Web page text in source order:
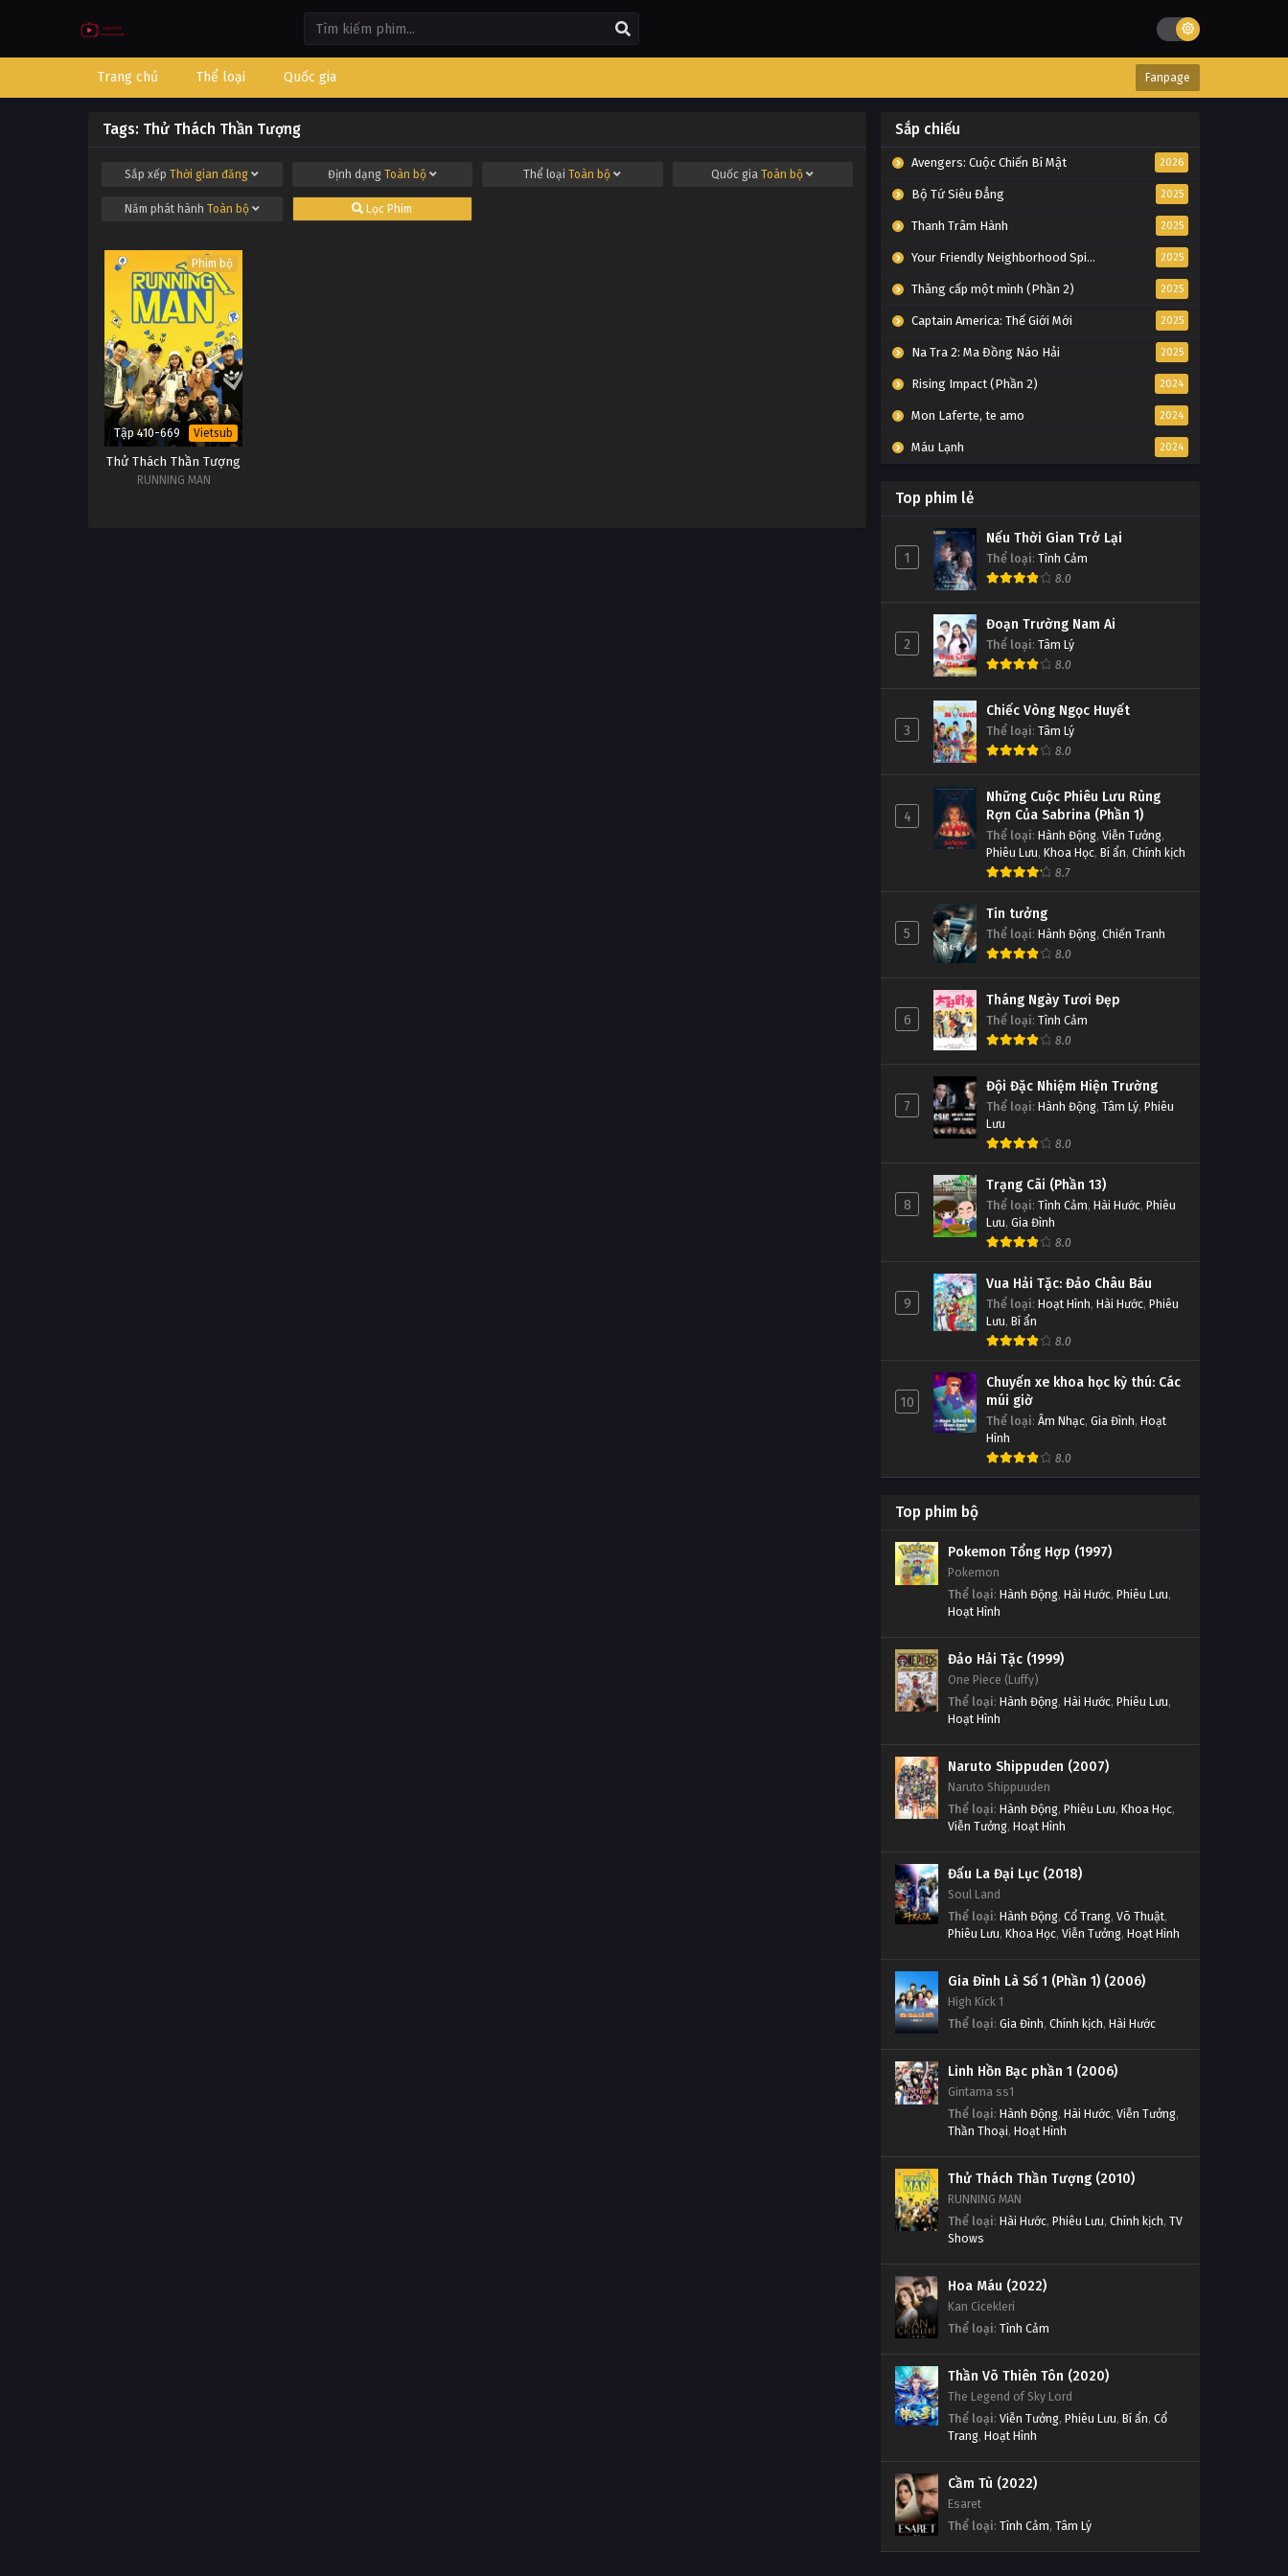
Trang chủ Thể loại Quốc gia Fanpage
Tags: Thử Thách Thần Tượng
Sắp xếpThời gian đăng Định dạng Toàn bộ Thể loạiToàn bộ Quốc giaToàn bộ
Năm phát hành Toàn bộ Lọc Phim
Phim bộ
Tập 410-669 Vietsub
Thử Thách Thần Tượng
RUNNING MAN
Sắp chiếu
Avengers: Cuộc Chiến Bí Mật 2026
Bộ Tứ Siêu Đẳng 2025
Thanh Trâm Hành 2025
Your Friendly Neighborhood Spider-Man 2025
Thăng cấp một mình (Phần 2) 2025
Captain America: Thế Giới Mới 2025
Na Tra 2: Ma Đồng Náo Hải 2025
Rising Impact (Phần 2) 2024
Mon Laferte, te amo 2024
Máu Lạnh 2024
Top phim lẻ
1
Nếu Thời Gian Trở Lại
Thể loại: Tình Cảm
8.0
2
Đoạn Trường Nam Ai
Thể loại: Tâm Lý
8.0
3
Chiếc Vòng Ngọc Huyết
Thể loại: Tâm Lý
8.0
4
Những Cuộc Phiêu Lưu Rùng
Rợn Của Sabrina (Phần 1)
Thể loại: Hành Động, Viễn Tưởng,
Phiêu Lưu, Khoa Học, Bí ẩn, Chính kịch
8.7
5
Tin tưởng
Thể loại: Hành Động, Chiến Tranh
8.0
6
Tháng Ngày Tươi Đẹp
Thể loại: Tình Cảm
8.0
7
Đội Đặc Nhiệm Hiện Trường
Thể loại: Hành Động, Tâm Lý, Phiêu
Lưu
8.0
8
Trạng Cãi (Phần 13)
Thể loại: Tình Cảm, Hài Hước, Phiêu
Lưu, Gia Đình
8.0
9
Vua Hải Tặc: Đảo Châu Báu
Thể loại: Hoạt Hình, Hài Hước, Phiêu
Lưu, Bí ẩn
8.0
10
Chuyến xe khoa học kỳ thú: Các
múi giờ
Thể loại: Âm Nhạc, Gia Đình, Hoạt
Hình
8.0
Top phim bộ
Pokemon Tổng Hợp (1997)
Pokemon
Thể loại: Hành Động, Hài Hước, Phiêu Lưu,
Hoạt Hình
Đảo Hải Tặc (1999)
One Piece (Luffy)
Thể loại: Hành Động, Hài Hước, Phiêu Lưu,
Hoạt Hình
Naruto Shippuden (2007)
Naruto Shippuuden
Thể loại: Hành Động, Phiêu Lưu, Khoa Học,
Viễn Tưởng, Hoạt Hình
Đấu La Đại Lục (2018)
Soul Land
Thể loại: Hành Động, Cổ Trang, Võ Thuật,
Phiêu Lưu, Khoa Học, Viễn Tưởng, Hoạt Hình
Gia Đình Là Số 1 (Phần 1) (2006)
High Kick 1
Thể loại: Gia Đình, Chính kịch, Hài Hước
Linh Hồn Bạc phần 1 (2006)
Gintama ss1
Thể loại: Hành Động, Hài Hước, Viễn Tưởng,
Thần Thoại, Hoạt Hình
Thử Thách Thần Tượng (2010)
RUNNING MAN
Thể loại: Hài Hước, Phiêu Lưu, Chính kịch, TV
Shows
Hoa Máu (2022)
Kan Cicekleri
Thể loại: Tình Cảm
Thần Võ Thiên Tôn (2020)
The Legend of Sky Lord
Thể loại: Viễn Tưởng, Phiêu Lưu, Bí ẩn, Cổ
Trang, Hoạt Hình
Cầm Tù (2022)
Esaret
Thể loại: Tình Cảm, Tâm Lý